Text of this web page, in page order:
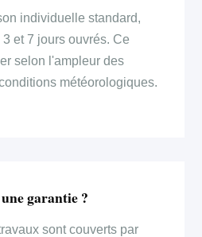
individuelle standard,
et 7 jours ouvrés. Ce
selon l'ampleur des
météorologiques.
garantie ?
sont couverts par